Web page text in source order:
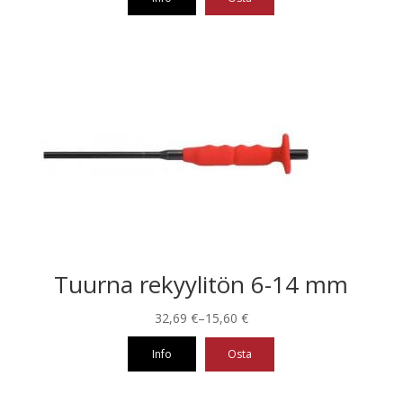
33,89 €.
20,02 €.
Tuurna rekyylitön 6-14 mm
15,60 €
–
32,69 €Hintaluokka:
15,60 €
Info Osta